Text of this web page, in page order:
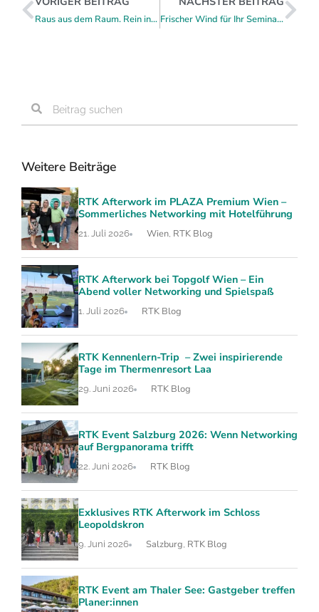
Raus aus dem Raum. Rein in neue Ideen. Frischer Wind für Ihr Seminar an Bord der WolfgangseeSchifffahrt
Weitere Beiträge
RTK Afterwork im PLAZA Premium Wien –
Sommerliches Networking mit Hotelführung
21. Juli 2026 Wien RTK Blog
RTK Afterwork bei Topgolf Wien – Ein
Abend voller Networking und Spielspaß
1. Juli 2026 RTK Blog
RTK Kennenlern-Trip – Zwei inspirierende
Tage im Thermenresort Laa
29. Juni 2026 RTK Blog
RTK Event Salzburg 2026: Wenn Networking
auf Bergpanorama trifft
22. Juni 2026 RTK Blog
Exklusives RTK Afterwork im Schloss
Leopoldskron
9. Juni 2026 Salzburg RTK Blog
RTK Event am Thaler See: Gastgeber treffen
Planer:innen